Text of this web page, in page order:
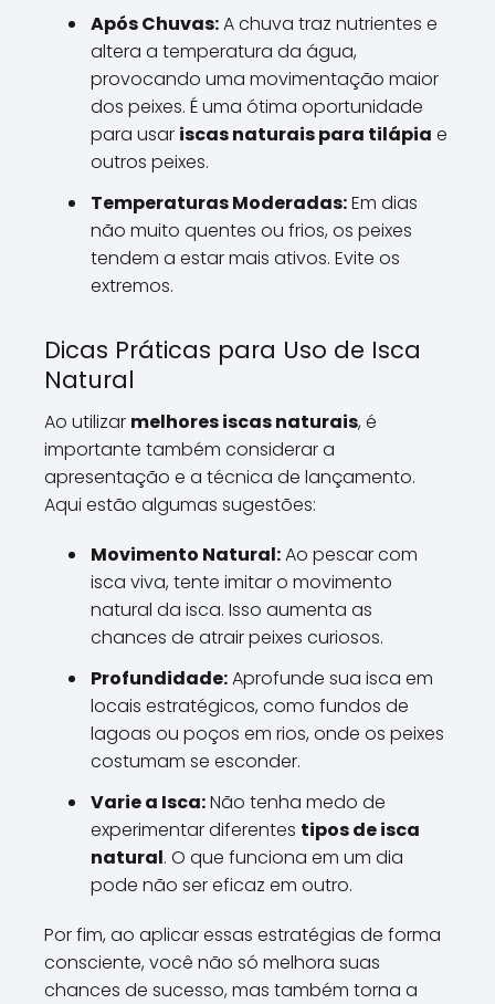
Após Chuvas:A chuva traz nutrientes e
altera a temperatura da água,
provocando uma movimentação maior
dos peixes. É uma ótima oportunidade
para usar iscas naturais para tilápia e
outros peixes.
Temperaturas Moderadas:Em dias
não muito quentes ou frios, os peixes
tendem a estar mais ativos. Evite os
extremos.
Dicas Práticas para Uso de Isca
Natural
Ao utilizar melhores iscas naturais, é
importante também considerar a
apresentação e a técnica de lançamento.
Aqui estão algumas sugestões:
Movimento Natural:Ao pescar com
isca viva, tente imitar o movimento
natural da isca. Isso aumenta as
chances de atrair peixes curiosos.
Profundidade:Aprofunde sua isca em
locais estratégicos, como fundos de
lagoas ou poços em rios, onde os peixes
costumam se esconder.
Varie a Isca:Não tenha medo de
experimentar diferentes tipos de isca
natural. O que funciona em um dia
pode não ser eficaz em outro.
Por fim, ao aplicar essas estratégias de forma
consciente, você não só melhora suas
chances de sucesso, mas também torna a